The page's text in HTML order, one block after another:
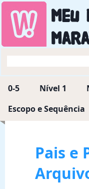
Meu
0-5 Nível 1
Escopo e Sequência
Pais e